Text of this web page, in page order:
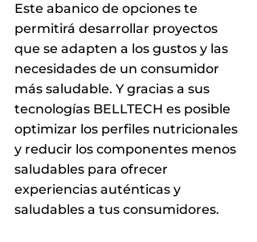
Este abanico de opciones te
permitirá desarrollar proyectos
que se adapten a los gustos y las
necesidades de un consumidor
más saludable. Y gracias a sus
tecnologías BELLTECH es posible
optimizar los perfiles nutricionales
y reducir los componentes menos
saludables para ofrecer
experiencias auténticas y
saludables a tus consumidores.